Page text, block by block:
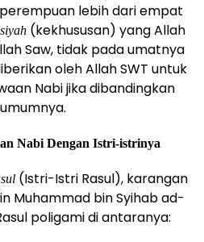
lebih dari empat
(kekhususan) yang Allah
Saw, tidak pada umatnya
oleh Allah SWT untuk
Nabi jika dibandingkan
Nabi Dengan Istri-istrinya
(Istri-Istri Rasul), karangan
Muhammad bin Syihab ad-
poligami di antaranya: